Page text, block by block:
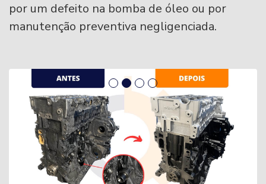
por um defeito na bomba de óleo ou por
manutenção preventiva negligenciada.